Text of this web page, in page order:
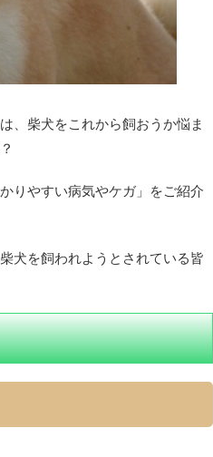
、柴犬をこれから飼おうか悩ま
りやすい病気やケガ」をご紹介
犬を飼われようとされている皆